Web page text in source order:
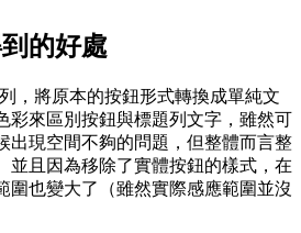
的好處
，將原本的按鈕形式轉換成單純文
彩來區別按鈕與標題列文字，雖然可
出現空間不夠的問題，但整體而言整
並且因為移除了實體按鈕的樣式，在
圍也變大了（雖然實際感應範圍並沒